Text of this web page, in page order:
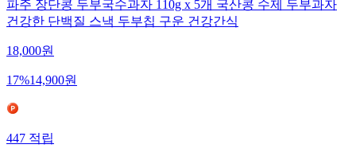
파주 장단콩 두부국수과자 110g x 5개 국산콩 수제 두부과자
건강한 단백질 스낵 두부칩 구운 건강간식
18,000원
17%14,900원
447 적립